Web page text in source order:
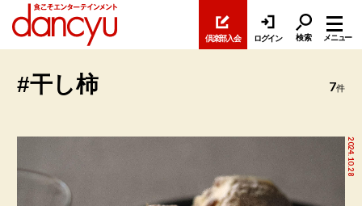
倶楽部入会 ログイン 検索 メニュー
#干し柿 7件
2024.10.28